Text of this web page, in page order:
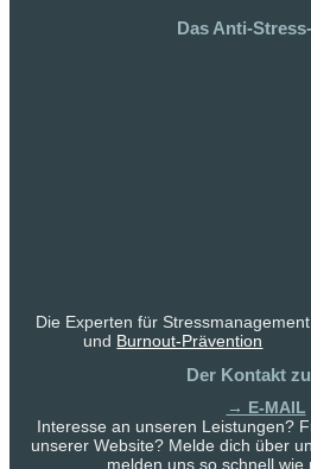
Das Anti-
Die Experten für Stressmanagement
und Burnout-Prävention
Der Kontakt
→ E-MAIL
Interesse an unseren Leistungen?
unserer Website? Melde dich über
melden uns so schnell wie